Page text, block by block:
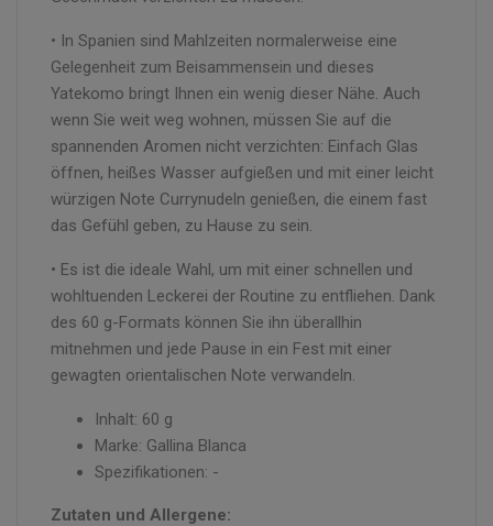
• In Spanien sind Mahlzeiten normalerweise eine
Gelegenheit zum Beisammensein und dieses
Yatekomo bringt Ihnen ein wenig dieser Nähe. Auch
wenn Sie weit weg wohnen, müssen Sie auf die
spannenden Aromen nicht verzichten: Einfach Glas
öffnen, heißes Wasser aufgießen und mit einer leicht
würzigen Note Currynudeln genießen, die einem fast
das Gefühl geben, zu Hause zu sein.
• Es ist die ideale Wahl, um mit einer schnellen und
wohltuenden Leckerei der Routine zu entfliehen. Dank
des 60 g-Formats können Sie ihn überallhin
mitnehmen und jede Pause in ein Fest mit einer
gewagten orientalischen Note verwandeln.
Inhalt: 60 g
Marke: Gallina Blanca
Spezifikationen: -
Zutaten und Allergene: